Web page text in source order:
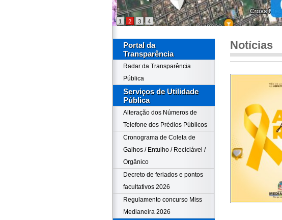
1 2 3 4
Portal da
Transparência
Radar da Transparência
Pública
Serviços de Utilidade
Pública
Alteração dos Números de
Telefone dos Prédios Públicos
Cronograma de Coleta de
Galhos / Entulho / Reciclável /
Orgânico
Decreto de feriados e pontos
facultativos 2026
Regulamento concurso Miss
Medianeira 2026
Notícias